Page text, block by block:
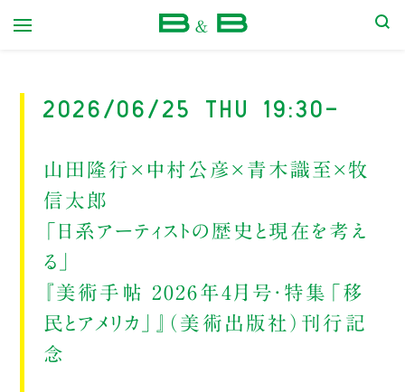
2026/06/25 Thu 19:30-
山田隆行×中村公彦×青木識至×牧
信太郎
「日系アーティストの歴史と現在を考え
る」
『美術手帖 2026年4月号・特集「移
民とアメリカ」』（美術出版社）刊行記
念